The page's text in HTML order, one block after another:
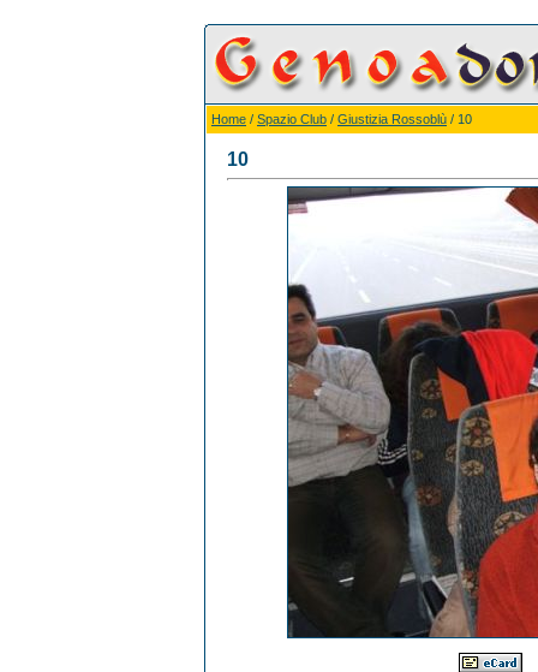
Home / Spazio Club / Giustizia Rossoblù / 10
10